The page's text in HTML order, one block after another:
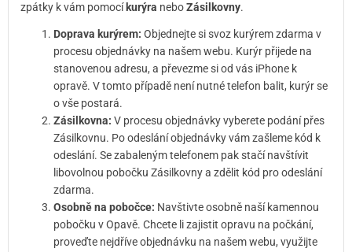
zpátky k vám pomocí kurýra neboZásilkovny.
Doprava kurýrem: Objednejte si svoz kurýrem zdarma v
procesu objednávky na našem webu. Kurýr přijede na
stanovenou adresu, a převezme si od vás iPhone k
opravě. V tomto případě není nutné telefon balit, kurýr se
o vše postará.
Zásilkovna: V procesu objednávky vyberete podání přes
Zásilkovnu. Po odeslání objednávky vám zašleme kód k
odeslání. Se zabaleným telefonem pak stačí navštívit
libovolnou pobočku Zásilkovny a zdělit kód pro odeslání
zdarma.
Osobně na pobočce: Navštivte osobně naší kamennou
pobočku v Opavě. Chcete li zajistit opravu na počkání,
proveďte nejdříve objednávku na našem webu, využijte